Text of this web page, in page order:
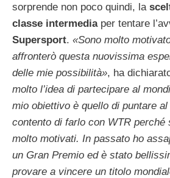
sorprende non poco quindi, la
classe intermediaper tentare
Supersport. «Sono molto
affronterò questa nuovissima
delle mie possibilità», ha
molto l’idea di partecipare al
mio obiettivo è quello di puntare
contento di farlo con WTR perché
molto motivati. In passato ho
un Gran Premio ed è stato
provare a vincere un titolo